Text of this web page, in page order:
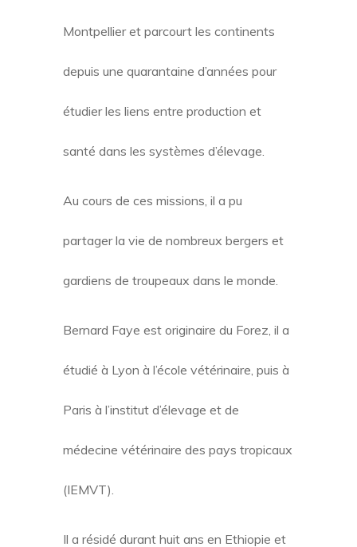
Montpellier et parcourt les continents
depuis une quarantaine d’années pour
étudier les liens entre production et
santé dans les systèmes d’élevage.
Au cours de ces missions, il a pu
partager la vie de nombreux bergers et
gardiens de troupeaux dans le monde.
Bernard Faye est originaire du Forez, il a
étudié à Lyon à l’école vétérinaire, puis à
Paris à l’institut d’élevage et de
médecine vétérinaire des pays tropicaux
(IEMVT).
Il a résidé durant huit ans en Ethiopie et